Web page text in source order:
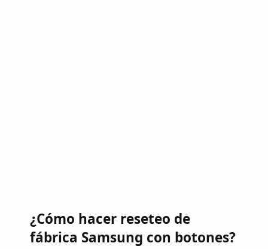
¿Cómo hacer reseteo de
fábrica Samsung con botones?